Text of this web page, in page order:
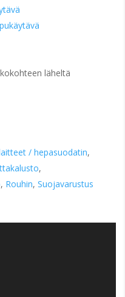
läheltä
/ hepasuodatin,
,
, Rouhin, Suojavarustus